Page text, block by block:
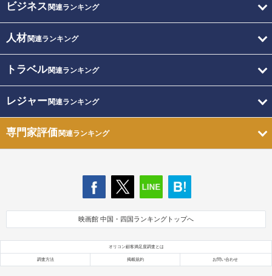
ビジネス 関連ランキング
人材関連ランキング
トラベル関連ランキング
レジャー関連ランキング
専門家評価関連ランキング
映画館 中国・四国ランキングトップへ
オリコン顧客満足度調査とは
調査方法 掲載規約 お問い合わせ